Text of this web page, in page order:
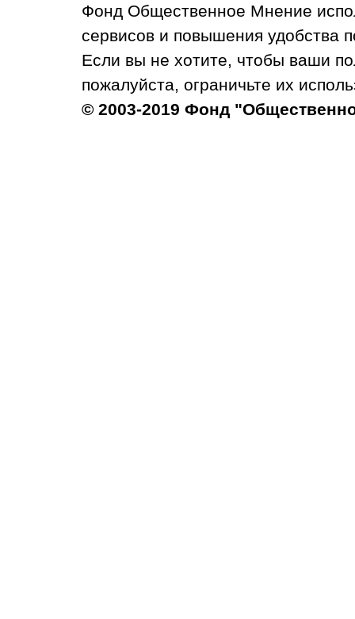
Фонд Общественное Мнение
сервисов и повышения удобства
Если вы не хотите, чтобы ваши
пожалуйста, ограничьте их
© 2003-2019 Фонд